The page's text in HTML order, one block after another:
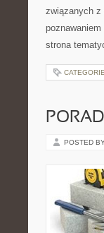
związanych z
strona
POSTED